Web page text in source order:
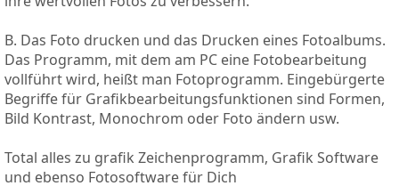
B. Das Foto drucken und das Drucken eines Fotoalbums.
Das Programm, mit dem am PC eine Fotobearbeitung
vollführt wird, heißt man Fotoprogramm. Eingebürgerte
Begriffe für Grafikbearbeitungsfunktionen sind Formen,
Bild Kontrast, Monochrom oder Foto ändern usw.
Total alles zu grafik Zeichenprogramm, Grafik Software
und ebenso Fotosoftware für Dich